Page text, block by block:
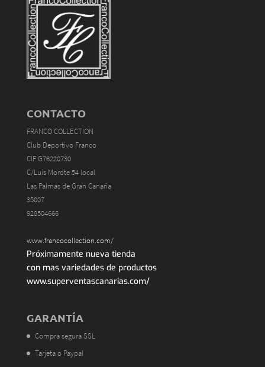
CONTACTO
FRANCO COLLECTION
Club Deportivo Franco
CIF G76220730
C/Luis Morote 54 local
Las Palmas de Gran Canaria
35007
928504666
www.francocollection.com/
Próximamente nueva tienda
con mas variedades de productos
www.superventascanarias.com/
GARANTÍA
Compra segura SSL
Tarjeta o Paypal